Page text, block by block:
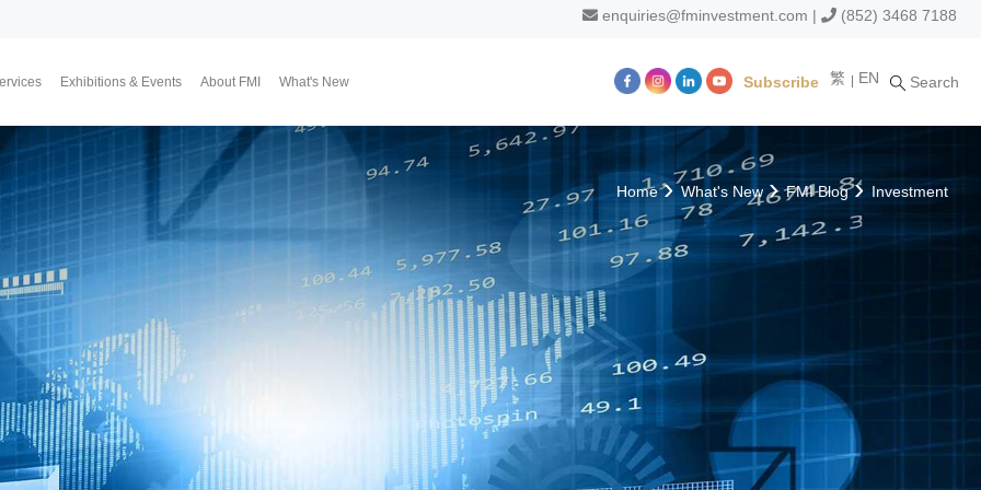
enquiries@fminvestment.com | (852) 3468 7188
Exhibitions & Events
Upcoming Exhibitions
Event Highlights
About FMI
Why FMI FMI Japan
Our CEO & COO
Our Consultant Team
The Finest Moment Membership Program
Member Activities
Contact Us
Join Us
What's New
Market News
FMI Blog Investment
翔勝之道
Lifestyle
FMI Channel
Subscribe 繁 EN Search
Home What's New FMI Blog Investment